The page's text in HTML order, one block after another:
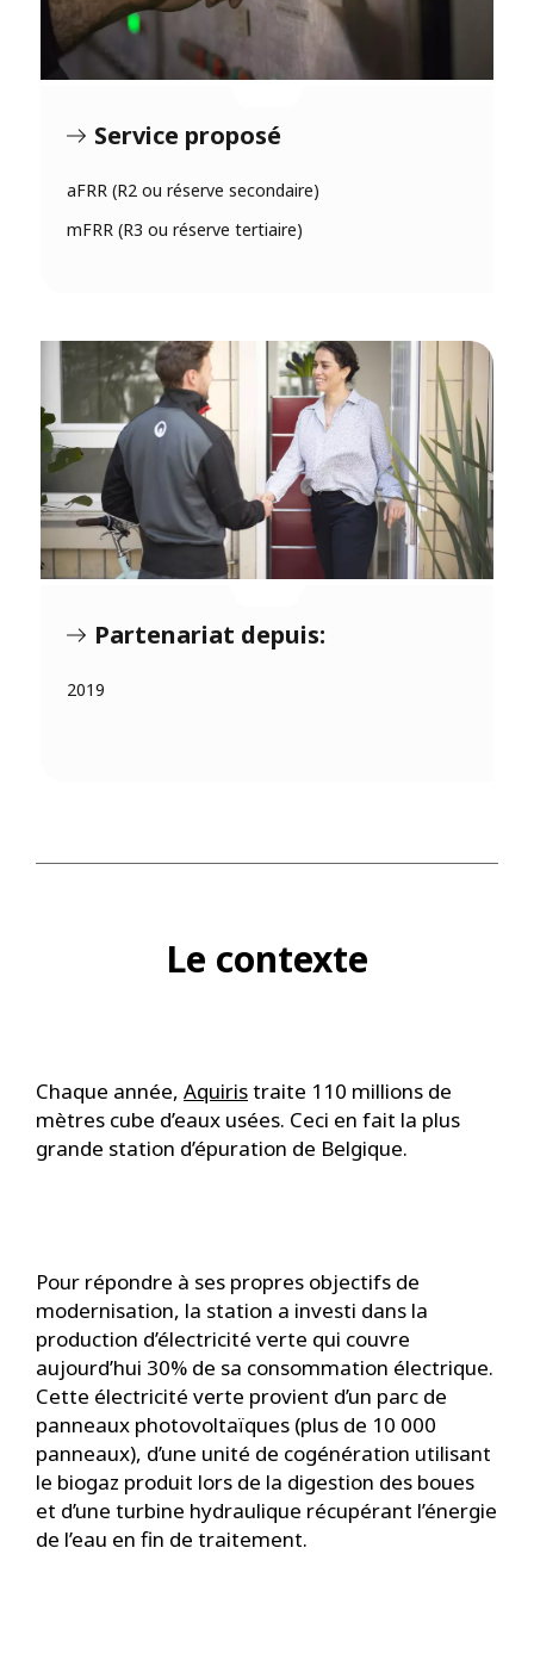
Service proposé
aFRR (R2 ou réserve secondaire)
mFRR (R3 ou réserve tertiaire)
Partenariat depuis:
2019
Le contexte
Chaque année, Aquiristraite 110 millions de
mètres cube d’eaux usées. Ceci en fait la plus
grande station d’épuration de Belgique.
Pour répondre à ses propres objectifs de
modernisation, la station a investi dans la
production d’électricité verte qui couvre
aujourd’hui 30% de sa consommation électrique.
Cette électricité verte provient d’un parc de
panneaux photovoltaïques (plus de 10 000
panneaux), d’une unité de cogénération utilisant
le biogaz produit lors de la digestion des boues
et d’une turbine hydraulique récupérant l’énergie
de l’eau en fin de traitement.